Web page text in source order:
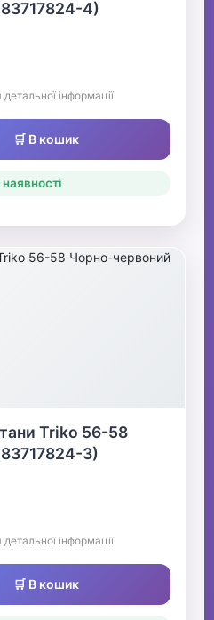
4)
детальної інформації
🛒 В кошик
наявності
Triko 56-58
3)
детальної інформації
🛒 В кошик